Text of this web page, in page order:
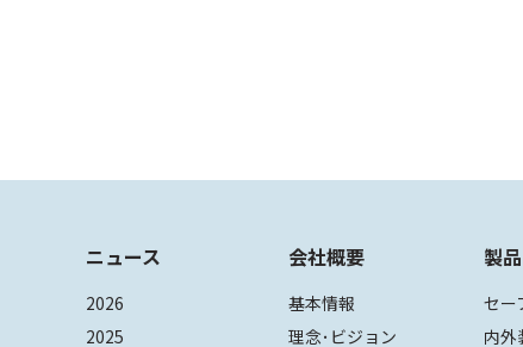
ニュース
2026
2025
会社概要
基本情報
理念･ビジョン
製
セー
内外